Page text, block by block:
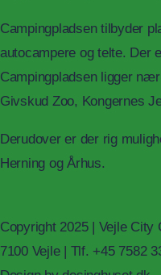
Campingpladsen tilbyder
autocampere og telte. Der
Campingpladsen ligger
Givskud Zoo, Kongernes
Derudover er der rig
Herning og Århus.
Copyright 2025 | Vejle City
7100 Vejle | Tlf. +45 7582